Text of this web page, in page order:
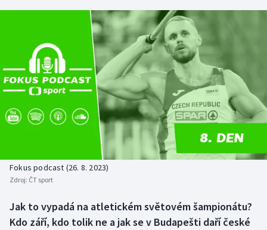
Atletika
Cyklistika
DALŠÍ SPORTY
Americký fotbal
Baseball a softbal
Biatlon
Boby a skeleton
NEPŘEHLÉDNĚTE
Soutěže
Aplikace ČT sport
AZ kvíz
Fokus podcast (26. 8. 2023)
Zdroj: ČT sport
Jak to vypadá na atletickém světovém šampionátu?
Kdo září, kdo tolik ne a jak se v Budapešti daří české